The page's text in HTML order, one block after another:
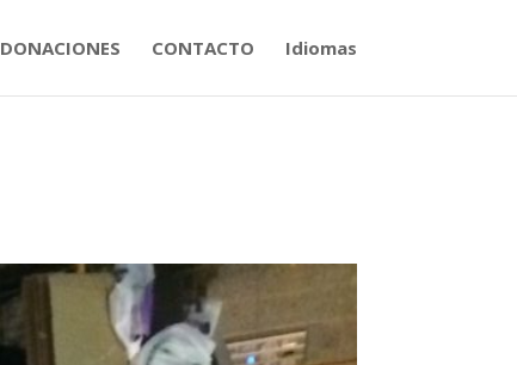
DONACIONES CONTACTO Idiomas